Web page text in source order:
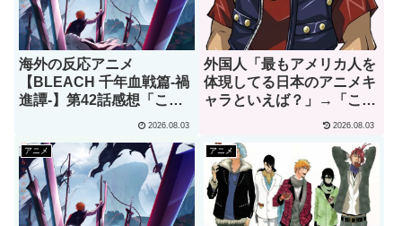
海外の反応アニメ
【BLEACH 千年血戦篇-禍
進譚-】第42話感想「この
2026.08.03
外国人「最もアメリカ人を
体現してる日本のアニメキ
ャラといえば？」→「これ
以上アメリカらしいキャラ
外の反応）
2026.08.03
アニメ アニメ